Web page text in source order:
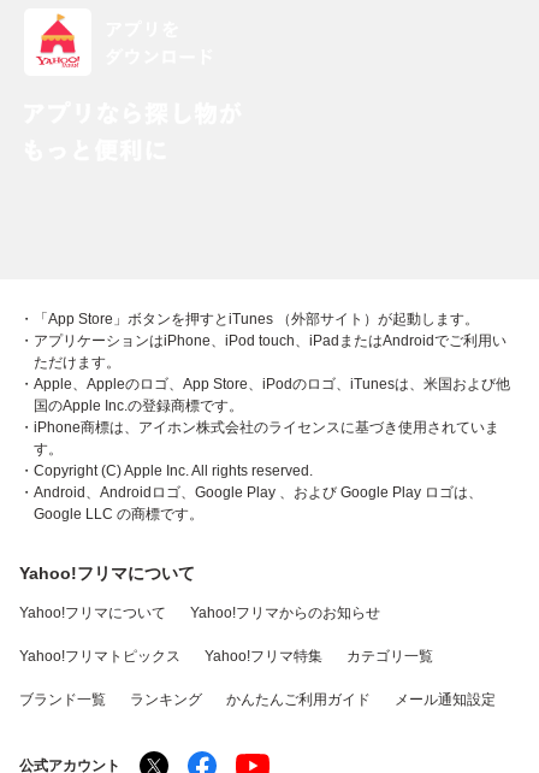
・「App Store」ボタンを押すとiTunes （外部サイト）が起動します。
・アプリケーションはiPhone、iPod touch、iPadまたはAndroidでご利用い
ただけます。
・Apple、Appleのロゴ、App Store、iPodのロゴ、iTunesは、米国および他
国のApple Inc.の登録商標です。
・iPhone商標は、アイホン株式会社のライセンスに基づき使用されていま
す。
・Copyright (C) Apple Inc. All rights reserved.
・Android、Androidロゴ、Google Play 、および Google Play ロゴは、
Google LLC の商標です。
Yahoo!フリマについて
Yahoo!フリマについて Yahoo!フリマからのお知らせ
Yahoo!フリマトピックス Yahoo!フリマ特集 カテゴリ一覧
ブランド一覧 ランキング かんたんご利用ガイド メール通知設定
公式アカウント